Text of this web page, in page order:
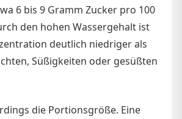
6 bis 9 Gramm Zucker pro 100
den hohen Wassergehalt ist
deutlich niedriger als
Süßigkeiten oder gesüßten
die Portionsgröße. Eine